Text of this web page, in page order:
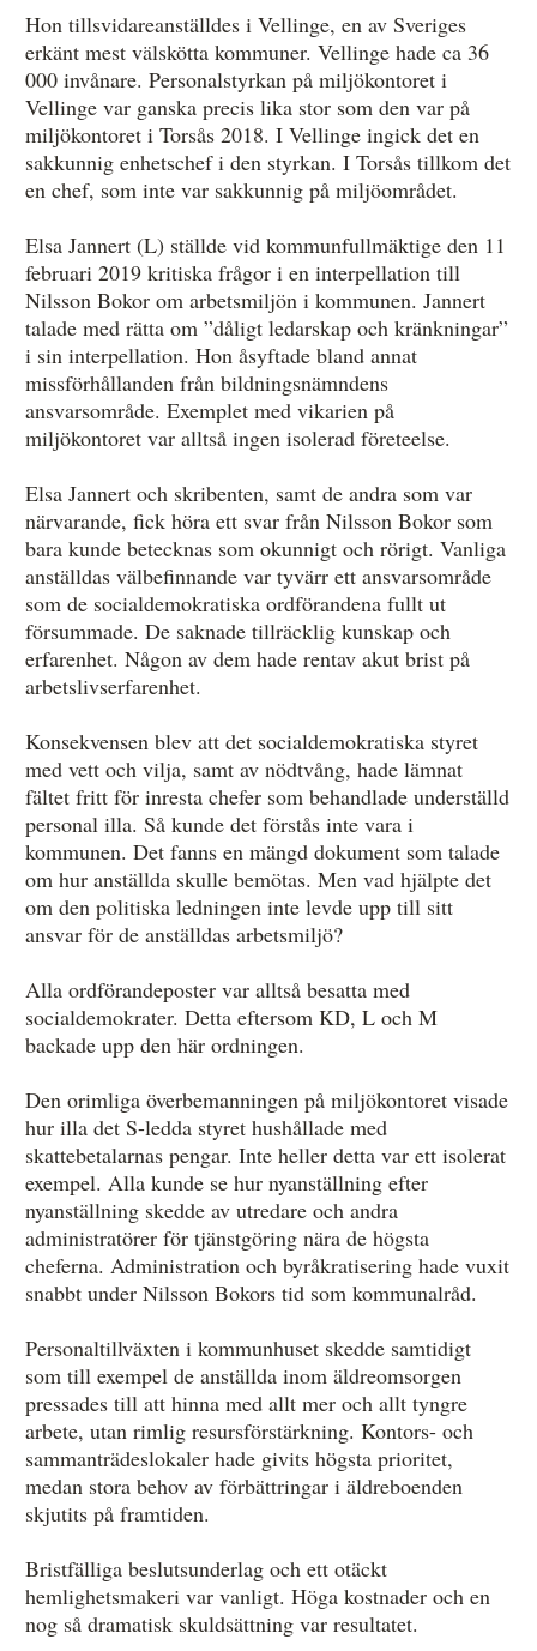
Hon tillsvidareanställdes i Vellinge, en av Sveriges
erkänt mest välskötta kommuner. Vellinge hade ca 36
000 invånare. Personalstyrkan på miljökontoret i
Vellinge var ganska precis lika stor som den var på
miljökontoret i Torsås 2018. I Vellinge ingick det en
sakkunnig enhetschef i den styrkan. I Torsås tillkom det
en chef, som inte var sakkunnig på miljöområdet.
Elsa Jannert (L) ställde vid kommunfullmäktige den 11
februari 2019 kritiska frågor i en interpellation till
Nilsson Bokor om arbetsmiljön i kommunen. Jannert
talade med rätta om ”dåligt ledarskap och kränkningar”
i sin interpellation. Hon åsyftade bland annat
missförhållanden från bildningsnämndens
ansvarsområde. Exemplet med vikarien på
miljökontoret var alltså ingen isolerad företeelse.
Elsa Jannert och skribenten, samt de andra som var
närvarande, fick höra ett svar från Nilsson Bokor som
bara kunde betecknas som okunnigt och rörigt. Vanliga
anställdas välbefinnande var tyvärr ett ansvarsområde
som de socialdemokratiska ordförandena fullt ut
försummade. De saknade tillräcklig kunskap och
erfarenhet. Någon av dem hade rentav akut brist på
arbetslivserfarenhet.
Konsekvensen blev att det socialdemokratiska styret
med vett och vilja, samt av nödtvång, hade lämnat
fältet fritt för inresta chefer som behandlade underställd
personal illa. Så kunde det förstås inte vara i
kommunen. Det fanns en mängd dokument som talade
om hur anställda skulle bemötas. Men vad hjälpte det
om den politiska ledningen inte levde upp till sitt
ansvar för de anställdas arbetsmiljö?
Alla ordförandeposter var alltså besatta med
socialdemokrater. Detta eftersom KD, L och M
backade upp den här ordningen.
Den orimliga överbemanningen på miljökontoret visade
hur illa det S-ledda styret hushållade med
skattebetalarnas pengar. Inte heller detta var ett isolerat
exempel. Alla kunde se hur nyanställning efter
nyanställning skedde av utredare och andra
administratörer för tjänstgöring nära de högsta
cheferna. Administration och byråkratisering hade vuxit
snabbt under Nilsson Bokors tid som kommunalråd.
Personaltillväxten i kommunhuset skedde samtidigt
som till exempel de anställda inom äldreomsorgen
pressades till att hinna med allt mer och allt tyngre
arbete, utan rimlig resursförstärkning. Kontors- och
sammanträdeslokaler hade givits högsta prioritet,
medan stora behov av förbättringar i äldreboenden
skjutits på framtiden.
Bristfälliga beslutsunderlag och ett otäckt
hemlighetsmakeri var vanligt. Höga kostnader och en
nog så dramatisk skuldsättning var resultatet.